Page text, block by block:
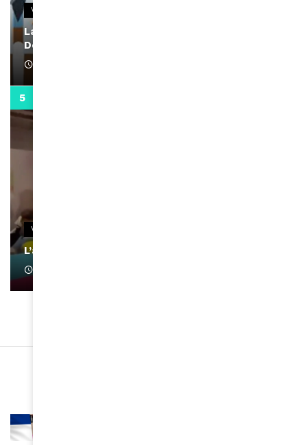
VIDEOS
La rubrique santé speciale coronavirus du
Docteur Makanda
VIDEOS
L’artiste Yoan s’exprime